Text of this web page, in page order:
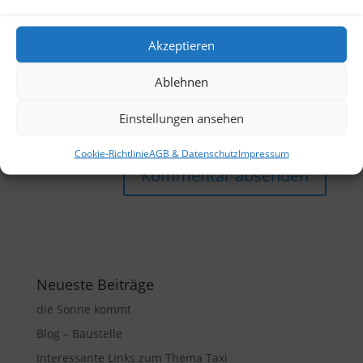
Akzeptieren
Ablehnen
Einstellungen ansehen
Cookie-RichtlinieAGB & DatenschutzImpressum
Neueste Beiträge
die Sonne kommt
Blog – Baustelle
Interessante Links zum Thema Taxi